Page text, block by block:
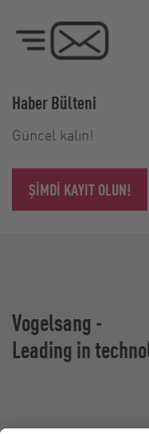
Haber Bülteni
Güncel kalın!
ŞIMDI KAYIT OLUN!
Vogelsang -
Leading in